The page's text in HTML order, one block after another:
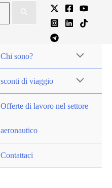
Chi sono?
sconti di viaggio
Offerte di lavoro nel settore
aeronautico
Contattaci